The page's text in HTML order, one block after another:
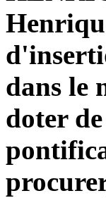
dans le
doter